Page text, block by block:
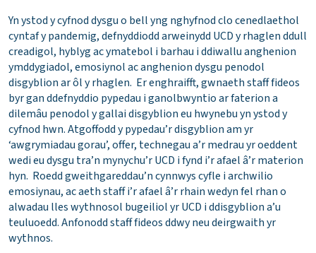
Yn ystod y cyfnod dysgu o bell yng nghyfnod clo cenedlaethol
cyntaf y pandemig, defnyddiodd arweinydd UCD y rhaglen ddull
creadigol, hyblyg ac ymatebol i barhau i ddiwallu anghenion
ymddygiadol, emosiynol ac anghenion dysgu penodol
disgyblion ar ôl y rhaglen. Er enghraifft, gwnaeth staff fideos
byr gan ddefnyddio pypedau i ganolbwyntio ar faterion a
dilemâu penodol y gallai disgyblion eu hwynebu yn ystod y
cyfnod hwn. Atgoffodd y pypedau’r disgyblion am yr
‘awgrymiadau gorau’, offer, technegau a’r medrau yr oeddent
wedi eu dysgu tra’n mynychu’r UCD i fynd i’r afael â’r materion
hyn. Roedd gweithgareddau’n cynnwys cyfle i archwilio
emosiynau, ac aeth staff i’r afael â’r rhain wedyn fel rhan o
alwadau lles wythnosol bugeiliol yr UCD i ddisgyblion a’u
teuluoedd. Anfonodd staff fideos ddwy neu deirgwaith yr
wythnos.